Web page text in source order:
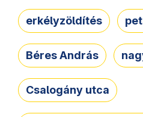
erkélyzöldítés
Béres András
Csalogány utca